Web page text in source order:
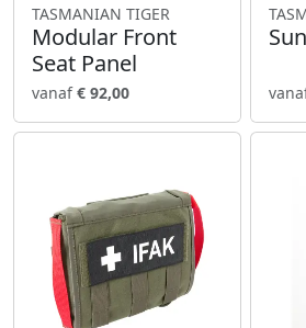
TASMANIAN TIGER
Modular Front
Seat Panel
vanaf€ 92,00